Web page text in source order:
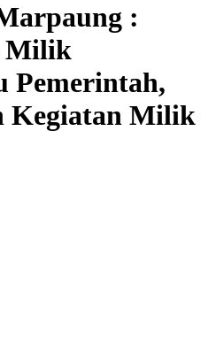
:
Milik
Pemerintah,
Kegiatan Milik